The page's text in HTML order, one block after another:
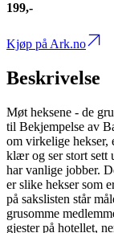
199,-
Kjøp på Ark.no
Beskrivelse
Møt heksene - de
til Bekjempelse av
om virkelige hekser,
klær og ser stort sett
har vanlige jobber.
er slike hekser som
på sakslisten står
grusomme
gjester på hotellet,